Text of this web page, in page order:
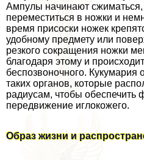
Ампулы начинают сжиматься,
переместиться в ножки и
время присоски ножек
удобному предмету или
резкого сокращения ножки
благодаря этому и
беспозвоночного. Кукумария
таких органов, которые
радиусам, чтобы обеспечить
передвижение иглокожего.
Образ жизни и